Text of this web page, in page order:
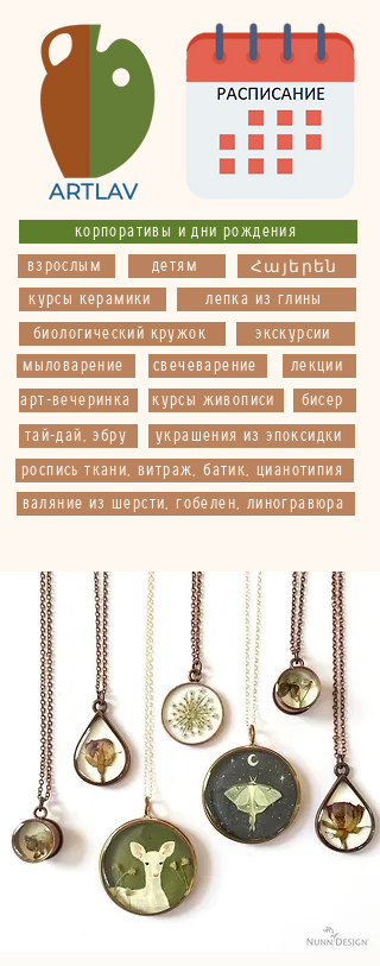
корпоративы и дни рождения
детям
взрослым Հայերեն
украшения из эпоксидки
мыловарение свечеварение
арт-вечеринка бисер
тай-дай, эбру
экскурсии
лепка из глины
роспись ткани, витраж, батик, цианотипия
курсы живописи
лекции
биологический кружок
курсы керамики
валяние из шерсти, гобелен, линогравюра